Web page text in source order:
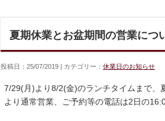
夏期休業とお盆期間の営業につ
投稿日：25/07/2019 | カテゴリー： 休業日のお知らせ
7/29(月)より8/2(金)のランチタイムまで、
より通常営業、ご予約等の電話は2日の